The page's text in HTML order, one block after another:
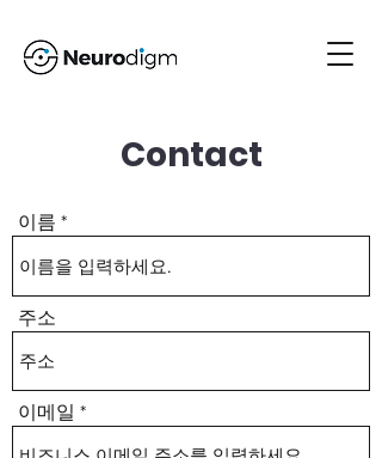
Contact
이름
주소
이메일